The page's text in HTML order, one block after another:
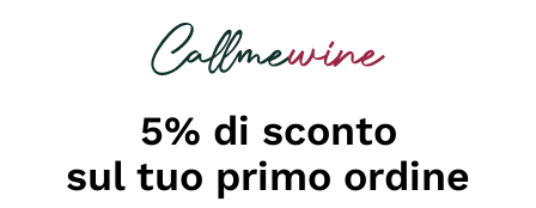
5% di sconto
sul tuo primo ordine